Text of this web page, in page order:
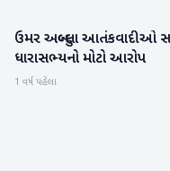
રાષ્ટ્રીય
ઉમર અબ્દુલ્લા આતંકવાદીઓ
ધારાસભ્યનો મોટો આરોપ
1 વર્ષ પહેલા